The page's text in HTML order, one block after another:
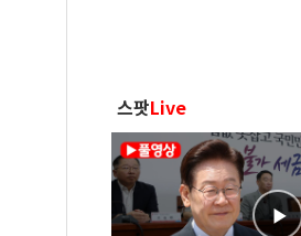
스팟Live